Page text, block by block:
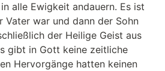
alle Ewigkeit andauern. Es ist
Vater war und dann der Sohn
der Heilige Geist aus
gibt in Gott keine zeitliche
Hervorgänge hatten keinen